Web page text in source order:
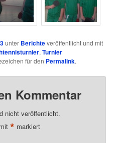
unter Berichteveröffentlicht und mit
,Turnier
für den Permalink.
Kommentar
nicht veröffentlicht.
* markiert